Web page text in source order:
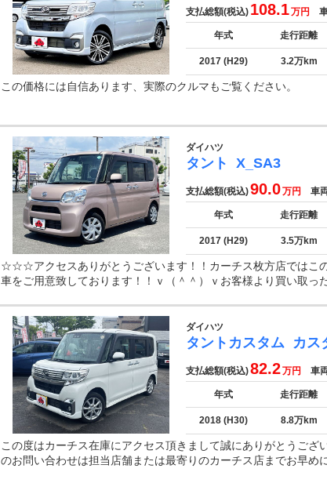
支払総額(税込) 108.1万円 車
年式 走行距離
2017 (H29) 3.2万km
この価格には自信あります、実際のクルマもご覧ください。
ダイハツ
タント X_SA3
支払総額(税込)90.0万円 車
年式 走行距離
2017 (H29) 3.5万km
☆☆☆アクセスありがとうございます！！カーチス枚方店ではこ
車をご用意致しております！！ｖ（＾＾）ｖお客様より買い取っ
ダイハツ
タントカスタム カス
支払総額(税込)82.2万円 車
年式 走行距離
2018 (H30) 8.8万km
この度はカーチス在庫にアクセス頂きまして誠にありがとうござ
のお問い合わせは担当店舗または最寄りのカーチス店までお早め